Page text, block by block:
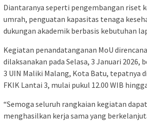
Diantaranya seperti pengembangan riset
umrah, penguatan kapasitas tenaga
dukungan akademik berbasis kebutuhan
Kegiatan penandatanganan MoU
dilaksanakan pada Selasa, 3 Januari 2026,
3 UIN Maliki Malang, Kota Batu, tepatnya
FKIK Lantai 3, mulai pukul 12.00 WIB
“Semoga seluruh rangkaian kegiatan
menghasilkan kerja sama yang